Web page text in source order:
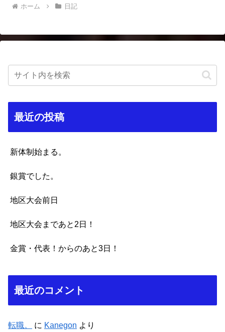
ホーム 日記
最近の投稿
新体制始まる。
銀賞でした。
地区大会前日
地区大会まであと2日！
金賞・代表！からのあと3日！
最近のコメント
転職。 に Kanegon より